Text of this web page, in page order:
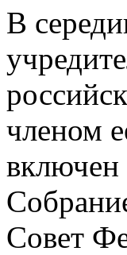
В
членом
включен
Совет